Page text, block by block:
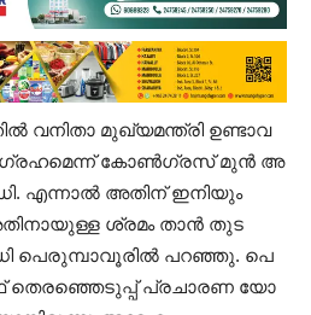
വ​നി​താ മു​ഖ്യ​മ​ന്ത്രി ഉ​ണ്ടാ​വ​
കോ​ൺ​ഗ്ര​സ് മു​ൻ അ​
എന്നാൽ അതിന് ഇനിയും
ശ്ര​മം താ​ൻ തു​ട​
പെരുമ്പാവൂരിൽ പറഞ്ഞു. പെ​
പ്ര​ചാ​ര​ണ യോ​